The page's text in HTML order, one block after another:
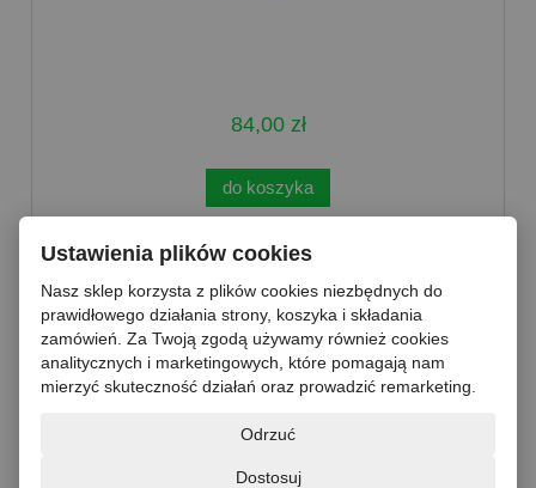
84,00 zł
do koszyka
Ustawienia plików cookies
Nasz sklep korzysta z plików cookies niezbędnych do
prawidłowego działania strony, koszyka i składania
zamówień. Za Twoją zgodą używamy również cookies
analitycznych i marketingowych, które pomagają nam
mierzyć skuteczność działań oraz prowadzić remarketing.
Odrzuć
Dostosuj